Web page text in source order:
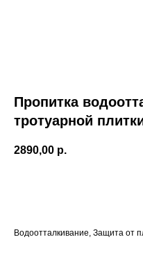
Пропитка
тротуарной
2890,00 р.
Водоотталкивание, Защита от